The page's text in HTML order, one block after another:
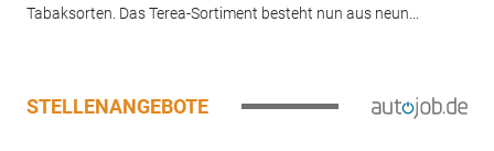
Tabaksorten. Das Terea-Sortiment besteht nun aus neun...
STELLENANGEBOTE